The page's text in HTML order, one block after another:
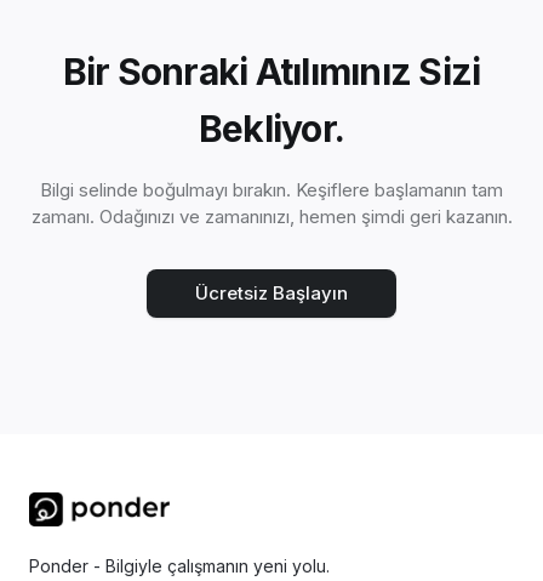
Bir Sonraki Atılımınız Sizi
Bekliyor.
Bilgi selinde boğulmayı bırakın. Keşiflere başlamanın tam
zamanı. Odağınızı ve zamanınızı, hemen şimdi geri kazanın.
Ücretsiz Başlayın
Ponder - Bilgiyle çalışmanın yeni yolu.